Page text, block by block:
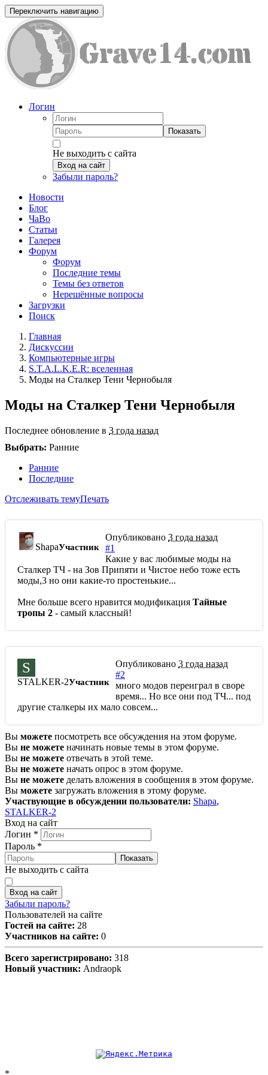
Переключить навигацию
Логин
Показать
Не выходить с сайта
Вход на сайт
Забыли пароль?
Новости
Блог
ЧаВо
Статьи
Галерея
Форум
Форум
Последние темы
Темы без ответов
Нерешённые вопросы
Загрузки
Поиск
Главная
Дискуссии
Компьютерные игры
S.T.A.L.K.E.R: вселенная
Моды на Сталкер Тени Чернобыля
Моды на Сталкер Тени Чернобыля
Последнее обновление в 3 года назад
Выбрать: Ранние
Ранние
Последние
Отслеживать темуПечать
ShapaУчастник
Опубликовано 3 года назад
#1
Какие у вас любимые моды на
Сталкер ТЧ - на Зов Припяти и Чистое небо тоже есть
моды,3 но они какие-то простенькие...
Мне больше всего нравится модификация Тайные
тропы 2 - самый классный!
S
STALKER-2Участник
Опубликовано 3 года назад
#2
много модов переиграл в своре
время... Но все они под ТЧ... под
другие сталкеры их мало совсем...
Вы можете посмотреть все обсуждения на этом форуме.
Вы не можете начинать новые темы в этом форуме.
Вы не можете отвечать в этой теме.
Вы не можете начать опрос в этом форуме.
Вы не можете делать вложения в сообщения в этом форуме.
Вы можете загружать вложения в этому форуме.
Участвующие в обсуждении пользователи: Shapa,
STALKER-2
Вход на сайт
Логин *
Пароль *
Показать
Не выходить с сайта
Вход на сайт
Забыли пароль?
Пользователей на сайте
Гостей на сайте: 28
Участников на сайте: 0
Всего зарегистрировано: 318
Новый участник: Andraopk